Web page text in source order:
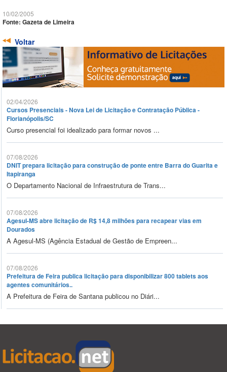
10/02/2005
Fonte: Gazeta de Limeira
Voltar
02/04/2026
Cursos Presenciais - Nova Lei de Licitação e Contratação Pública -
Florianópolis/SC
Curso presencial foi idealizado para formar novos ...
07/08/2026
DNIT prepara licitação para construção de ponte entre Barra do Guarita e
Itapiranga
O Departamento Nacional de Infraestrutura de Trans...
07/08/2026
Agesul-MS abre licitação de R$ 14,8 milhões para recapear vias em
Dourados
A Agesul-MS (Agência Estadual de Gestão de Empreen...
07/08/2026
Prefeitura de Feira publica licitação para disponibilizar 800 tablets aos
agentes comunitários..
A Prefeitura de Feira de Santana publicou no Diári...